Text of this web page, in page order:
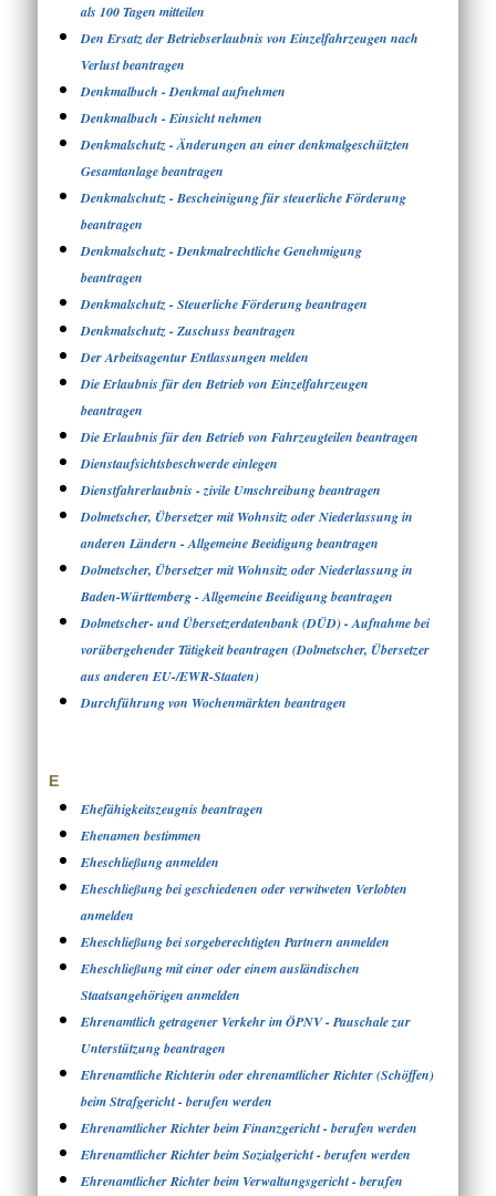
als 100 Tagen mitteilen
Den Ersatz der Betriebserlaubnis von Einzelfahrzeugen nach
Verlust beantragen
Denkmalbuch - Denkmal aufnehmen
Denkmalbuch - Einsicht nehmen
Denkmalschutz - Änderungen an einer denkmalgeschützten
Gesamtanlage beantragen
Denkmalschutz - Bescheinigung für steuerliche Förderung
beantragen
Denkmalschutz - Denkmalrechtliche Genehmigung
beantragen
Denkmalschutz - Steuerliche Förderung beantragen
Denkmalschutz - Zuschuss beantragen
Der Arbeitsagentur Entlassungen melden
Die Erlaubnis für den Betrieb von Einzelfahrzeugen
beantragen
Die Erlaubnis für den Betrieb von Fahrzeugteilen beantragen
Dienstaufsichtsbeschwerde einlegen
Dienstfahrerlaubnis - zivile Umschreibung beantragen
Dolmetscher, Übersetzer mit Wohnsitz oder Niederlassung in
anderen Ländern - Allgemeine Beeidigung beantragen
Dolmetscher, Übersetzer mit Wohnsitz oder Niederlassung in
Baden-Württemberg - Allgemeine Beeidigung beantragen
Dolmetscher- und Übersetzerdatenbank (DÜD) - Aufnahme bei
vorübergehender Tätigkeit beantragen (Dolmetscher, Übersetzer
aus anderen EU-/EWR-Staaten)
Durchführung von Wochenmärkten beantragen
E
Ehefähigkeitszeugnis beantragen
Ehenamen bestimmen
Eheschließung anmelden
Eheschließung bei geschiedenen oder verwitweten Verlobten
anmelden
Eheschließung bei sorgeberechtigten Partnern anmelden
Eheschließung mit einer oder einem ausländischen
Staatsangehörigen anmelden
Ehrenamtlich getragener Verkehr im ÖPNV - Pauschale zur
Unterstützung beantragen
Ehrenamtliche Richterin oder ehrenamtlicher Richter (Schöffen)
beim Strafgericht - berufen werden
Ehrenamtlicher Richter beim Finanzgericht - berufen werden
Ehrenamtlicher Richter beim Sozialgericht - berufen werden
Ehrenamtlicher Richter beim Verwaltungsgericht - berufen